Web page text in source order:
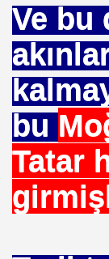
Ve bu
bu
Tatar
YAKIT
SERKAN
ALTINDA